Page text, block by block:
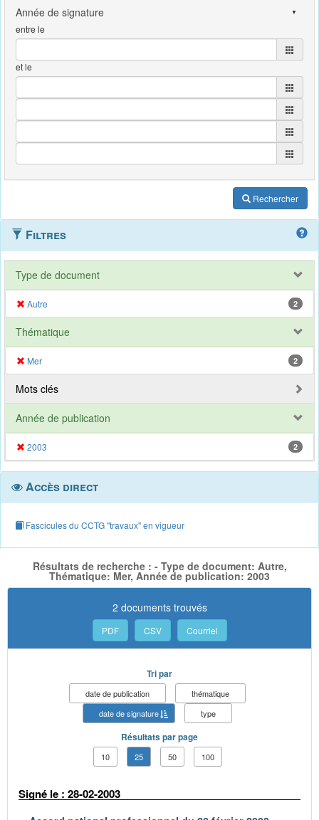
entre le
et le
Rechercher
Filtres
Type de document
Autre 2
Thématique
Mer 2
Mots clés
Année de publication
2003 2
Accès direct
Fascicules du CCTG "travaux" en vigueur
Résultats de recherche : - Type de document: Autre,
Thématique: Mer, Année de publication: 2003
2 documents trouvés
PDF CSV Courriel
Tri par
date de publication
thématique
date de signature
type
Résultats par page
10 25 50 100
Signé le : 28-02-2003